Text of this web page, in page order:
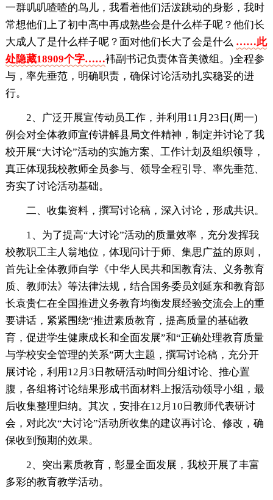
一群叽叽喳喳的鸟儿，我看着他们活泼跳动的身影，我时
常想他们上了初中高中再成熟些会是什么样子呢？他们长
大成人了是什么样子呢？面对他们长大了会是什么 ……此
处隐藏18909个字……袆副书记负责体音美微组。)全程参
与，率先垂范，明确职责，确保讨论活动扎实稳妥的进
行。
2、广泛开展宣传动员工作，并利用11月23日(周一)
例会对全体教师宣传讲解县局文件精神，制定并讨论了我
校开展“大讨论”活动的实施方案、工作计划及组织领导，
真正体现我校教师全员参与、领导全程引导、率先垂范、
夯实了讨论活动基础。
二、收集资料，撰写讨论稿，深入讨论，形成共识。
1、为了提高“大讨论”活动的质量效率，充分发挥我
校教职工主人翁地位，体现问计于师、集思广益的原则，
首先让全体教师自学《中华人民共和国教育法、义务教育
质、教师法》等法律法规，结合国务委员刘延东和教育部
长袁贵仁在全国推进义务教育均衡发展经验交流会上的重
要讲话，紧紧围绕“推进素质教育，提高质量的基础教
育，促进学生健康成长和全面发展”和“正确处理教育质量
与学校安全管理的关系”两大主题，撰写讨论稿，充分开
展讨论，利用12月3日教研活动时间分组讨论、推心置
腹，各组将讨论结果形成书面材料上报活动领导小组，最
后收集整理归纳。其次，安排在12月10日教师代表研讨
会，对此次“大讨论”活动所收集的建议再讨论、修改，确
保收到预期的效果。
2、突出素质教育，彰显全面发展，我校开展了丰富
多彩的教育教学活动。